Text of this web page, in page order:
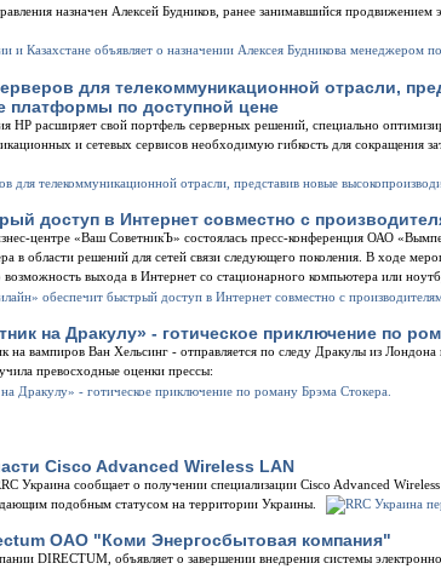
назначен Алексей Будников, ранее занимавшийся продвижением
для телекоммуникационной отрасли,
платформы по доступной цене
HP расширяет свой портфель серверных решений, специально
и сетевых сервисов необходимую гибкость для сокращения
доступ в Интернет совместно с
центре «Ваш СоветникЪ» состоялась пресс-конференция ОАО
в области решений для сетей связи следующего поколения. В ходе
выхода в Интернет со стационарного компьютера или
на Дракулу» - готическое приключение по
на вампиров Ван Хельсинг - отправляется по следу Дракулы из
превосходные оценки прессы:
Cisco Advanced Wireless LAN
Украина сообщает о получении специализации Cisco Advanced
подобным статусом на территории Украины.
ОАО "Коми Энергосбытовая компания"
DIRECTUM, объявляет о завершении внедрения системы